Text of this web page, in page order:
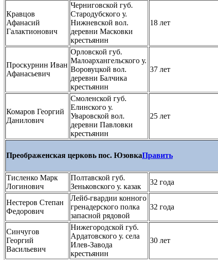
Кравцов
Афанасий
Галактионович
Черниговской губ.
Стародубского у.
Нижневской вол.
деревни Масковки
крестьянин
18 лет
Проскурнин Иван
Афанасьевич
Орловской губ.
Малоархангельского у.
Воровуцкой вол.
деревни Балчика
крестьянин
37 лет
Комаров Георгий
Данилович
Смоленской губ.
Елинского у.
Уваровской вол.
деревни Павловки
крестьянин
25 лет
Преображенская церковь пос. ЮзовкаПравить
Тисленко Марк
Логинович
Полтавской губ.
Зеньковского у. казак
32 года
Нестеров Степан
Федорович
Лейб-гвардии конного
гренадерского полка
запасной рядовой
32 года
Синчугов
Георгий
Васильевич
Нижегородской губ.
Ардатовского у. села
Илев-Завода
крестьянин
30 лет